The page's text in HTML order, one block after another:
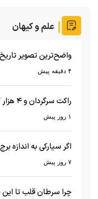
علم و کیهان
واضح‌ترین تصویر
۴ دقیقه پیش
راکت
هشت هزار و ۶۹۰ کیلومتر در ساعت به ماه برخورد کرد۱ روز پیش
اگر سیارکی به اندازه
چه اتفاقی می‌افتد؟
۷ روز پیش
چرا سرطان قلب تا